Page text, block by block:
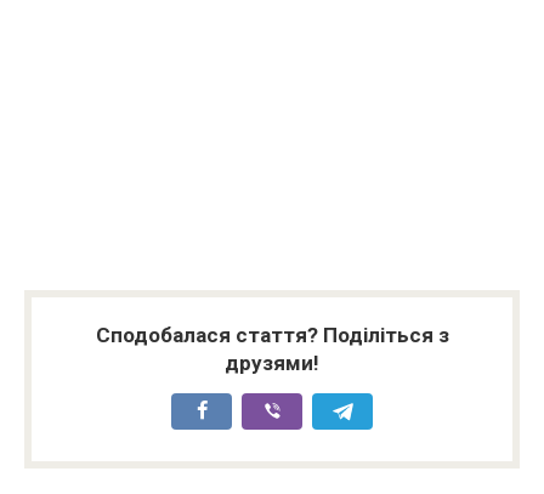
Сподобалася стаття? Поділіться з
друзями!